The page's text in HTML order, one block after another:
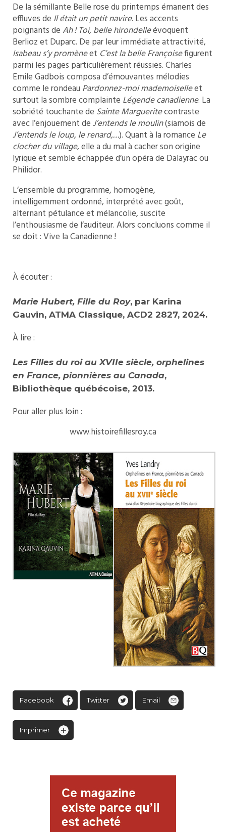
De la sémillante Belle rose du printemps émanent des
effluves de Il était un petit navire. Les accents
poignants deAh ! Toi, belle hirondelleévoquent
Berlioz et Duparc. De par leur immédiate attractivité,
Isabeau s’y promèneet C’est la belle Françoisefigurent
parmi les pages particulièrement réussies. Charles
Emile Gadbois composa d’émouvantes mélodies
comme le rondeau Pardonnez-moi mademoiselleet
surtout la sombre complainte Légende canadienne. La
sobriété touchante de Sainte Margueritecontraste
avec l’enjouement deJ’entends le moulin(siamois de
J’entends le loup, le renard,…). Quant à la romance Le
clocher du village, elle a du mal à cacher son origine
lyrique et semble échappée d’un opéra de Dalayrac ou
Philidor.
L’ensemble du programme, homogène,
intelligemment ordonné, interprété avec goût,
alternant pétulance et mélancolie, suscite
l’enthousiasme de l’auditeur. Alors concluons comme il
se doit : Vive la Canadienne !
À écouter :
Marie Hubert, Fille du Roy, par Karina
Gauvin, ATMA Classique, ACD2 2827, 2024.
À lire :
Les Filles du roi au XVIIe siècle, orphelines
en France, pionnières au Canada,
Bibliothèque québécoise, 2013.
Pour aller plus loin :
www.histoirefillesroy.ca
Facebook Twitter Email
Imprimer